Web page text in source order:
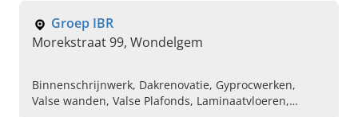
Groep IBR
Morekstraat 99, Wondelgem
Binnenschrijnwerk, Dakrenovatie, Gyprocwerken,
Valse wanden, Valse Plafonds, Laminaatvloeren,